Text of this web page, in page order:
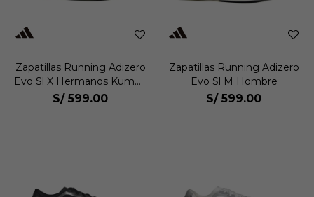
Zapatillas Running Adizero
Evo Sl X Hermanos Kumori
Hombre
S/ 599.00
Zapatillas Running Adizero
Evo Sl M Hombre
S/ 599.00